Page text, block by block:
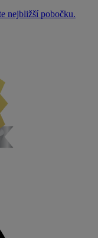
nejbližší pobočku.